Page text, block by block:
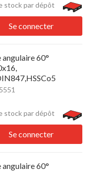
stock par dépôt
Se connecter
angulaire 60°
stock par dépôt
Se connecter
angulaire 60°